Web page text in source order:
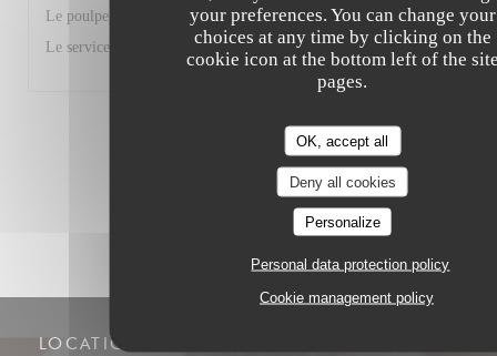
your preferences. You can change your
choices at any time by clicking on the
cookie icon at the bottom left of the
pages.
OK, accept all
Deny all cookies
Personalize
Personal data protection policy
Cookie management policy
Le poulpe, le ceviché, le risotto aux gambas, tout était parfait.
Le service également.
3
LOCATION